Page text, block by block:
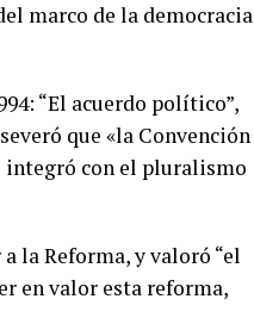
marco de la democracia
“El acuerdo político”,
que «la Convención
integró con el pluralismo
la Reforma, y valoró “el
en valor esta reforma,